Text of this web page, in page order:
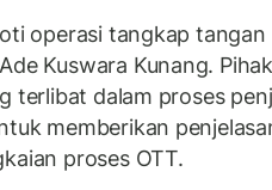
operasi tangkap
Kuswara Kunang.
terlibat dalam proses
memberikan
proses OTT.